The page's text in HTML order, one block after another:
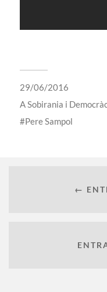
29/06/2016
ASobirania i
Pere Sampol
←